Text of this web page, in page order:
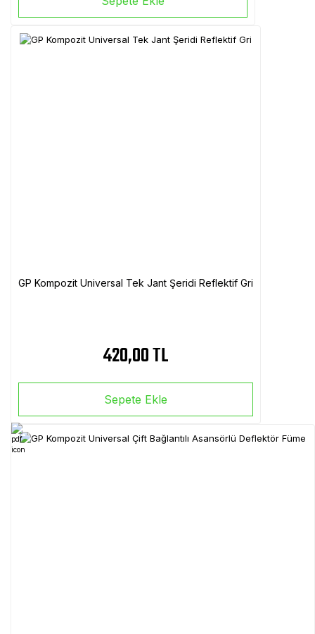
GP Kompozit Universal Tek Jant Şeridi Reflektif Gri
420,00 TL
Sepete Ekle